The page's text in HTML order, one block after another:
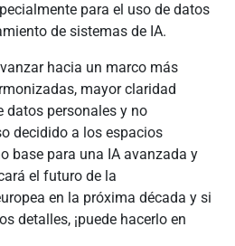
para el uso de datos
de sistemas de IA.
hacia un marco más
mayor claridad
datos personales y no
decidido a los espacios
base para una IA avanzada y
el futuro de la
en la próxima década y si
detalles, ¡puede hacerlo en